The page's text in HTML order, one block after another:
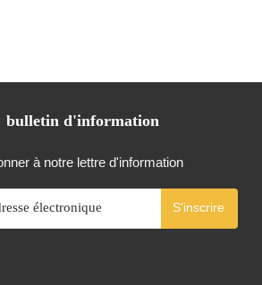
bulletin d'information
à notre lettre d'information
S'inscrire